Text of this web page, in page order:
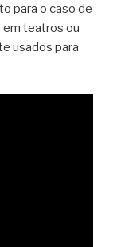
para o caso de
em teatros ou
usados para